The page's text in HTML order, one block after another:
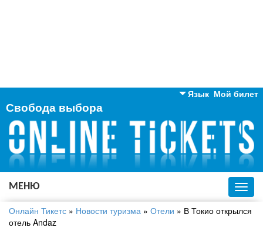
Мой билет
Язык
Английский
Русский
Украинский
Свобода выбора
МЕНЮ
Онлайн Тикетс » Новости туризма » Отели » В Токио открылся
отель Andaz